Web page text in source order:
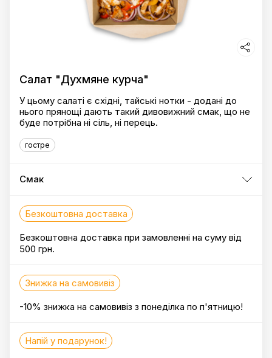
Салат "Духмяне курча"
У цьому салаті є східні, тайські нотки - додані до
нього прянощі дають такий дивовижний смак, що не
буде потрібна ні сіль, ні перець.
гостре
Смак
Безкоштовна доставка
Безкоштовна доставка при замовленні на суму від
500 грн.
Знижка на самовивіз
-10% знижка на самовивіз з понеділка по п'ятницю!
Напій у подарунок!